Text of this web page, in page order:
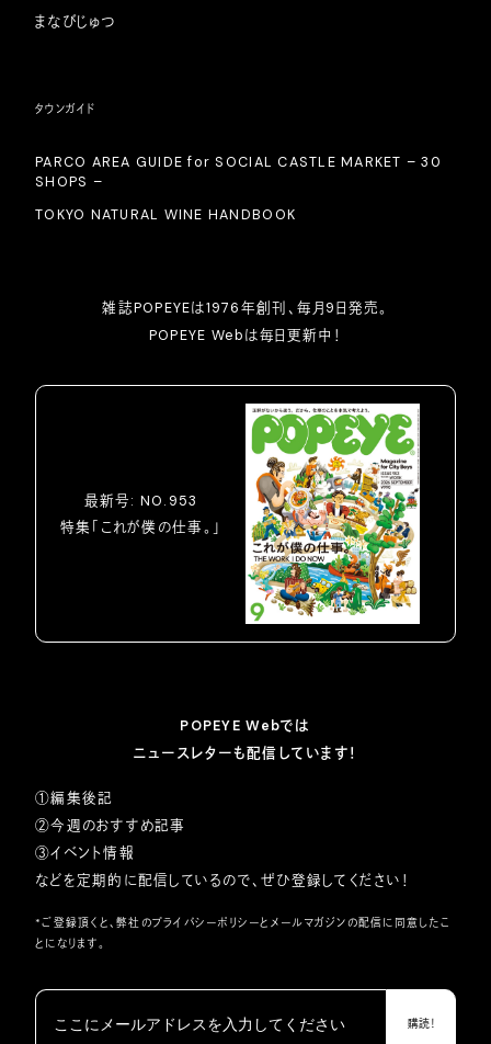
まなびじゅつ
タウンガイド
PARCO AREA GUIDE for SOCIAL CASTLE MARKET – 30
SHOPS –
TOKYO NATURAL WINE HANDBOOK
雑誌POPEYEは1976年創刊、毎月9日発売。
POPEYE Webは毎日更新中！
最新号: NO.953
特集「これが僕の仕事。」
POPEYE Webでは
ニュースレターも配信しています！
①編集後記
②今週のおすすめ記事
③イベント情報
などを定期的に配信しているので、ぜひ登録してください！
*ご登録頂くと、弊社のプライバシーポリシーとメールマガジンの配信に同意したこ
とになります。